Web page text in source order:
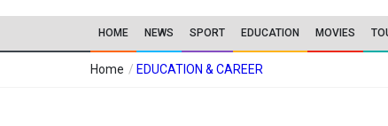
HOME NEWS SPORT EDUCATION MOVIES
Home / EDUCATION & CAREER